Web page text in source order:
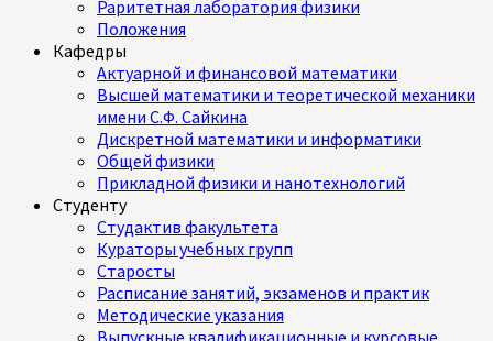
Раритетная лаборатория физики
Положения
Кафедры
Актуарной и финансовой математики
Высшей математики и теоретической механики
имени С.Ф. Сайкина
Дискретной математики и информатики
Общей физики
Прикладной физики и нанотехнологий
Студенту
Студактив факультета
Кураторы учебных групп
Старосты
Расписание занятий, экзаменов и практик
Методические указания
Выпускные квалификационные и курсовые